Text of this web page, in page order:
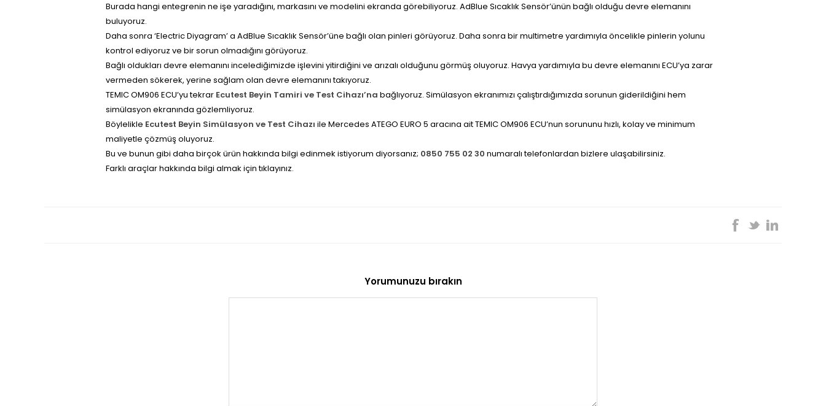
Burada hangi entegrenin ne işe yaradığını, markasını ve modelini ekranda görebiliyoruz. AdBlue Sıcaklık Sensör’ünün bağlı olduğu devre elemanını
buluyoruz.
Daha sonra ‘Electric Diyagram’ a AdBlue Sıcaklık Sensör’üne bağlı olan pinleri görüyoruz. Daha sonra bir multimetre yardımıyla öncelikle pinlerin yolunu
kontrol ediyoruz ve bir sorun olmadığını görüyoruz.
Bağlı oldukları devre elemanını incelediğimizde işlevini yitirdiğini ve arızalı olduğunu görmüş oluyoruz. Havya yardımıyla bu devre elemanını ECU’ya zarar
vermeden sökerek, yerine sağlam olan devre elemanını takıyoruz.
TEMIC OM906 ECU’yu tekrar Ecutest Beyin Tamiri ve Test Cihazı’na bağlıyoruz. Simülasyon ekranımızı çalıştırdığımızda sorunun giderildiğini hem
simülasyon ekranında gözlemliyoruz.
Böylelikle Ecutest Beyin Simülasyon ve Test Cihazı ile Mercedes ATEGO EURO 5 aracına ait TEMIC OM906 ECU’nun sorununu hızlı, kolay ve minimum
maliyetle çözmüş oluyoruz.
Bu ve bunun gibi daha birçok ürün hakkında bilgi edinmek istiyorum diyorsanız; 0850 755 02 30 numaralı telefonlardan bizlere ulaşabilirsiniz.
Farklı araçlar hakkında bilgi almak için tıklayınız.
Yorumunuzu bırakın